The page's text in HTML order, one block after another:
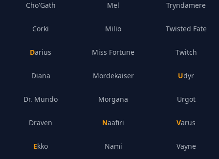
Cho'Gath
Corki
Darius
Diana
Dr. Mundo
Draven
Ekko
Mel
Milio
Miss Fortune
Mordekaiser
Morgana
Naafiri
Nami
Tryndamere
Twisted Fate
Twitch
Udyr
Urgot
Varus
Vayne